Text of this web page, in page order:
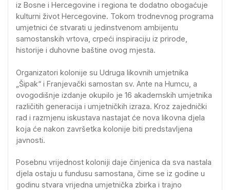
iz Bosne i Hercegovine i regiona te dodatno obogaćuje
kulturni život Hercegovine. Tokom trodnevnog programa
umjetnici će stvarati u jedinstvenom ambijentu
samostanskih vrtova, crpeći inspiraciju iz prirode,
historije i duhovne baštine ovog mjesta.
Organizatori kolonije su Udruga likovnih umjetnika
„Šipak“ i Franjevački samostan sv. Ante na Humcu, a
ovogodišnje izdanje okupilo je 16 akademskih umjetnika
različitih generacija i umjetničkih izraza. Kroz zajednički
rad i razmjenu iskustava nastajat će nova likovna djela
koja će nakon završetka kolonije biti predstavljena
javnosti.
Posebnu vrijednost koloniji daje činjenica da sva nastala
djela ostaju u fundusu samostana, čime se iz godine u
godinu stvara vrijedna umjetnička zbirka i trajno